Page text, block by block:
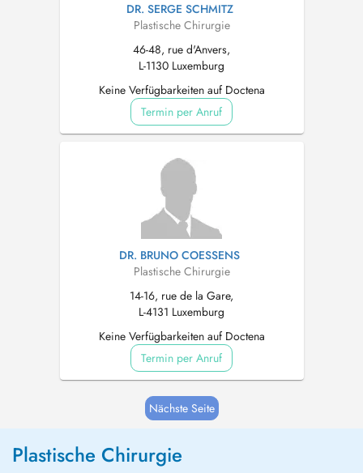
DR. SERGE SCHMITZ
Plastische Chirurgie
46-48, rue d'Anvers,
L-1130 Luxemburg
Keine Verfügbarkeiten auf Doctena
Termin per Anruf
DR. BRUNO COESSENS
Plastische Chirurgie
14-16, rue de la Gare,
L-4131 Luxemburg
Keine Verfügbarkeiten auf Doctena
Termin per Anruf
Nächste Seite
Plastische Chirurgie